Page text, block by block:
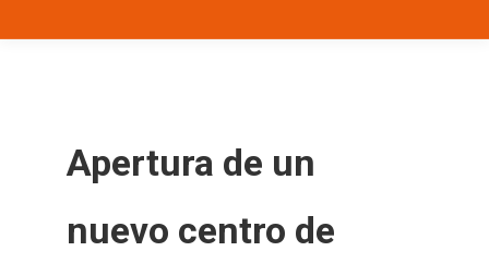
Apertura de un
nuevo centro de